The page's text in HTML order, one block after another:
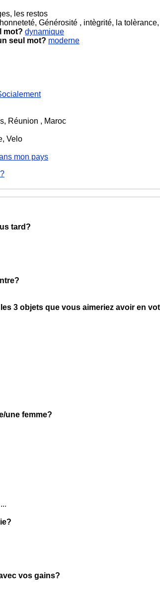
les restos
honneteté, Générosité , intègrité, la
mot? dynamique
seul mot? moderne
Réunion , Maroc
Velo
mon pays
tard?
3 objets que vous aimeriez avoir en
une femme?
vos gains?